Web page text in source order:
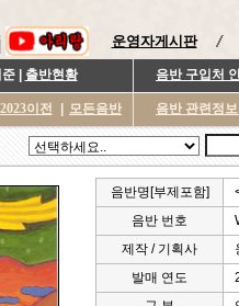
운영자게시판
| 출반현황 음반 구입처
2023이전 모든음반 음반 관련정
음반명[부제포함]
음반 번호
제작 / 기획사
발매 연도